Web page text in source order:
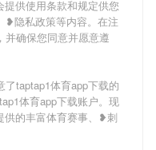
供使用条款和规定供您
❥隐私政策等内容。在注
并确保您同意并愿意遵
taptap1体育app下载的
体育app下载账户。现
供的丰富体育赛事、❥刺